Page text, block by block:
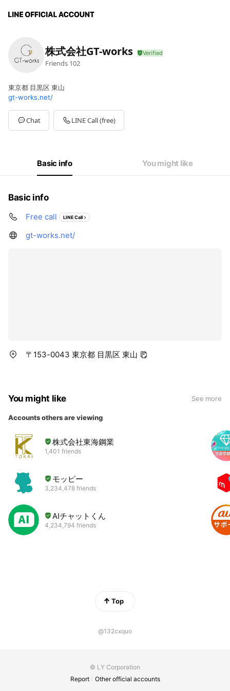
株式会社GT-works
Friends 102
東京都 目黒区 東山
gt-works.net/
Chat LINE Call (free)
Basic info You might like
Basic info
Free call LINE Call
gt-works.net/
〒153-0043 東京都 目黒区 東山
You might like See more
Accounts others are viewing
株式会社東海鋼業
1,401 friends
モッピー
3,234,478 friends
AIチャットくん
4,234,794 friends
Top
@132cxquo
© LY Corporation
Report
Other official accounts